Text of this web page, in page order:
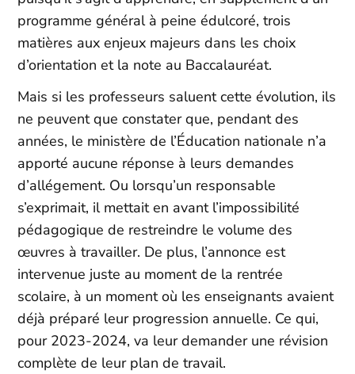
programme général à peine édulcoré, trois
matières aux enjeux majeurs dans les choix
d’orientation et la note au Baccalauréat.
Mais si les professeurs saluent cette évolution, ils
ne peuvent que constater que, pendant des
années, le ministère de l’Éducation nationale n’a
apporté aucune réponse à leurs demandes
d’allégement. Ou lorsqu’un responsable
s’exprimait, il mettait en avant l’impossibilité
pédagogique de restreindre le volume des
œuvres à travailler. De plus, l’annonce est
intervenue juste au moment de la rentrée
scolaire, à un moment où les enseignants avaient
déjà préparé leur progression annuelle. Ce qui,
pour 2023-2024, va leur demander une révision
complète de leur plan de travail.